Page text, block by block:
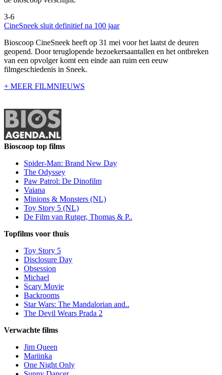
3-6
CineSneek sluit definitief na 100 jaar
Bioscoop CineSneek heeft op 31 mei voor het laatst de deuren
geopend. Door teruglopende bezoekersaantallen en het ontbreken
van een opvolger komt een einde aan ruim een eeuw
filmgeschiedenis in Sneek.
+ MEER FILMNIEUWS
Bioscoop top films
Spider-Man: Brand New Day
The Odyssey
Paw Patrol: De Dinofilm
Vaiana
Minions & Monsters (NL)
Toy Story 5 (NL)
De Film van Rutger, Thomas & P..
Topfilms voor thuis
Toy Story 5
Disclosure Day
Obsession
Michael
Scary Movie
Backrooms
Star Wars: The Mandalorian and..
The Devil Wears Prada 2
Verwachte films
Jim Queen
Mariinka
One Night Only